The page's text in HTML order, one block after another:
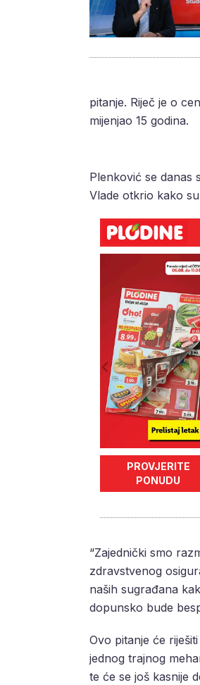
pitanje. Riječ je o
mijenjao 15 godina.
Plenković se danas
Vlade otkrio kako
PROVJERITE
PONUDU
“Zajednički smo
zdravstvenog
naših sugrađana
dopunsko bude
Ovo pitanje će
jednog trajnog
te će se još kasnije